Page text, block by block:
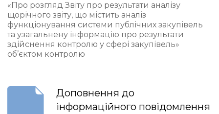
«Про розгляд Звіту про результати аналізу
щорічного звіту, що містить аналіз
функціонування системи публічних закупівель
та узагальнену інформацію про результати
здійснення контролю у сфері закупівель»
об’єктом контролю
Доповнення до
інформаційного повідомлення